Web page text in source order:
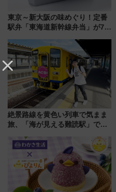
東京～新大阪の味めぐり！定番
駅弁「東海道新幹線弁当」が7月
絶景路線を黄色い列車で気まま
旅、「海が見える難読駅」で幸
「新・鉄道ひとり旅」279回目
の舞台は「島原鉄道」